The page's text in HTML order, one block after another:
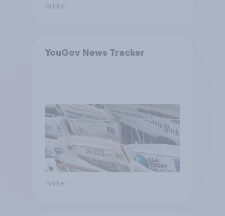
Artikel
YouGov News Tracker
Artikel